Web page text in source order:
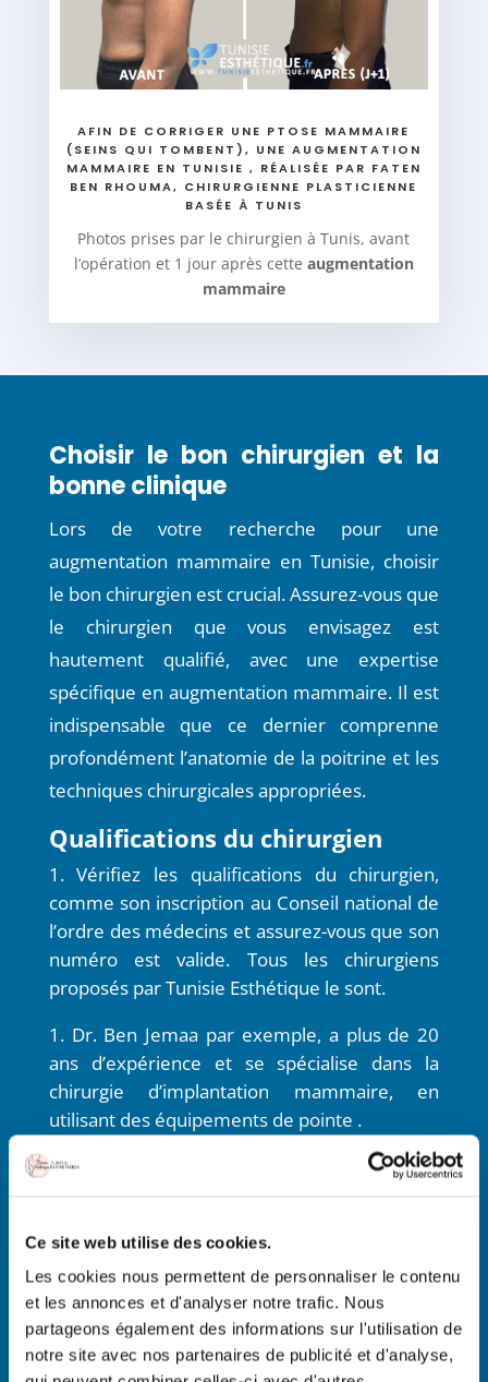
Ce site web utilise des cookies.
Les cookies nous permettent de personnaliser le contenu
et les annonces et d'analyser notre trafic. Nous
partageons également des informations sur l'utilisation de
notre site avec nos partenaires de publicité et d'analyse,
AFIN DE CORRIGER UNE PTOSE MAMMAIRE
(SEINS QUI TOMBENT), UNE AUGMENTATION
MAMMAIRE EN TUNISIE , RÉALISÉE PAR FATEN
BEN RHOUMA, CHIRURGIENNE PLASTICIENNE
BASÉE À TUNIS
Photos prises par le chirurgien à Tunis, avant
l’opération et 1 jour après cette augmentation
mammaire
Choisir le bon chirurgien et la
bonne clinique
Lors de votre recherche pour une
augmentation mammaire en Tunisie, choisir
le bon chirurgien est crucial. Assurez-vous que
le chirurgien que vous envisagez est
hautement qualifié, avec une expertise
spécifique en augmentation mammaire. Il est
indispensable que ce dernier comprenne
profondément l’anatomie de la poitrine et les
techniques chirurgicales appropriées.
Qualifications du chirurgien
Vérifiez les qualifications du chirurgien,
comme son inscription au Conseil national de
l’ordre des médecins et assurez-vous que son
numéro est valide. Tous les chirurgiens
proposés par Tunisie Esthétique le sont.
Dr. Ben Jemaa par exemple, a plus de 20
ans d’expérience et se spécialise dans la
chirurgie d’implantation mammaire, en
utilisant des équipements de pointe .
Planification personnalisée
plan de traitement adapté à votre
morphologie et à vos besoins spécifiques. Il
est important que le chirurgien pratique une
écoute active pour comprendre vos attentes
et vous guider de manière appropriée.